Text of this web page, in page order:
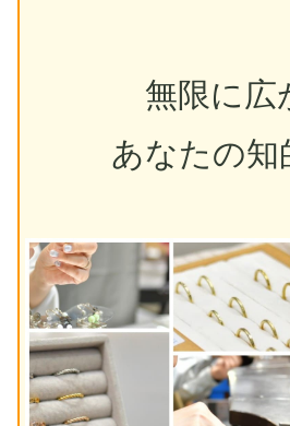
無限に広
あなたの知